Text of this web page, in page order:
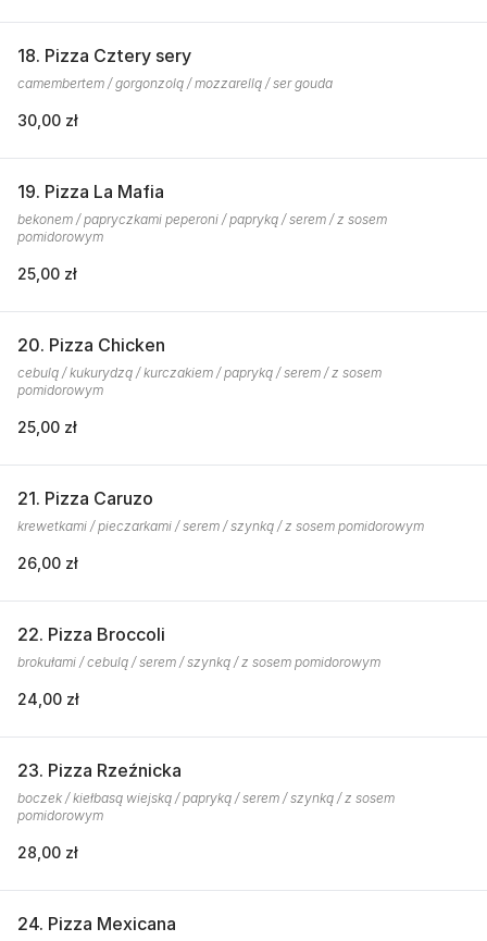
18. Pizza Cztery sery
camembertem / gorgonzolą / mozzarellą / ser gouda
30,00 zł
19. Pizza La Mafia
bekonem / papryczkami peperoni / papryką / serem / z sosem
pomidorowym
25,00 zł
20. Pizza Chicken
cebulą / kukurydzą / kurczakiem / papryką / serem / z sosem
pomidorowym
25,00 zł
21. Pizza Caruzo
krewetkami / pieczarkami / serem / szynką / z sosem pomidorowym
26,00 zł
22. Pizza Broccoli
brokułami / cebulą / serem / szynką / z sosem pomidorowym
24,00 zł
23. Pizza Rzeźnicka
boczek / kiełbasą wiejską / papryką / serem / szynką / z sosem
pomidorowym
28,00 zł
24. Pizza Mexicana